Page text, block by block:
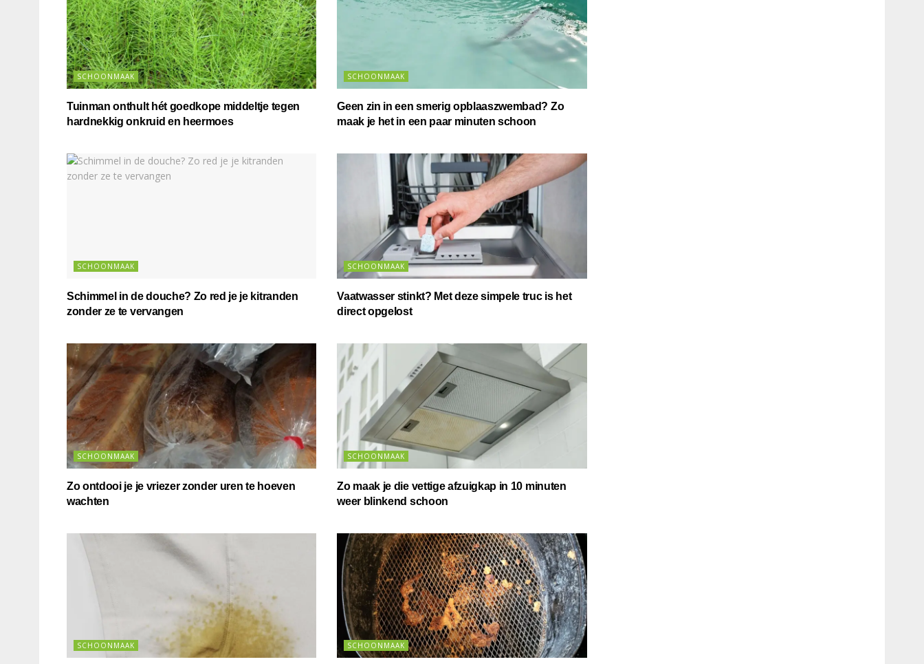
SCHOONMAAK
Tuinman onthult hét goedkope middeltje tegen
hardnekkig onkruid en heermoes
SCHOONMAAK
Geen zin in een smerig opblaaszwembad? Zo
maak je het in een paar minuten schoon
SCHOONMAAK
Schimmel in de douche? Zo red je je kitranden
zonder ze te vervangen
SCHOONMAAK
Vaatwasser stinkt? Met deze simpele truc is het
direct opgelost
SCHOONMAAK
Zo ontdooi je je vriezer zonder uren te hoeven
wachten
SCHOONMAAK
Zo maak je die vettige afzuigkap in 10 minuten
weer blinkend schoon
SCHOONMAAK SCHOONMAAK